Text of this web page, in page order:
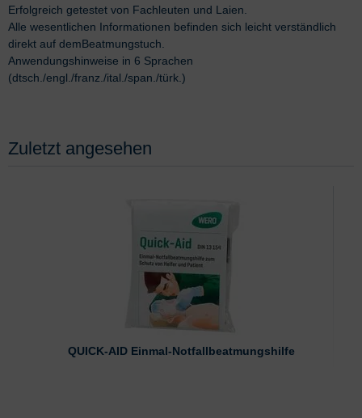
Erfolgreich getestet von Fachleuten und Laien.
Alle wesentlichen Informationen befinden sich leicht verständlich
direkt auf demBeatmungstuch.
Anwendungshinweise in 6 Sprachen
(dtsch./engl./franz./ital./span./türk.)
Zuletzt angesehen
QUICK-AID Einmal-Notfallbeatmungshilfe